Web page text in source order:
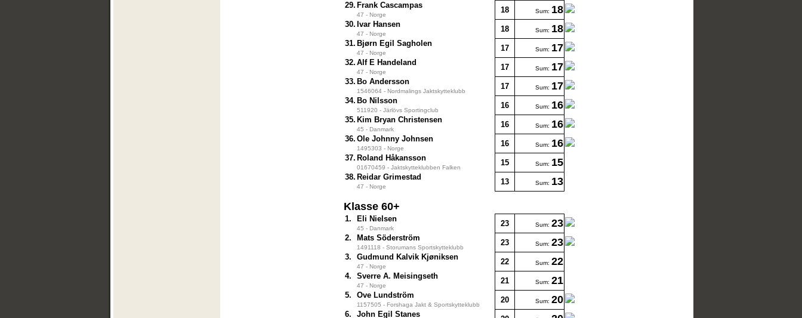
29. Frank Cascampas
47 - Norge
18 Sum: 18
30. Ivar Hansen
47 - Norge
18 Sum: 18
31. Bjørn Egil Sagholen
47 - Norge
17 Sum: 17
32. Alf E Handeland
47 - Norge
17 Sum: 17
33. Bo Andersson
1546064 - Nordmalings Jaktskytteklubb
17 Sum: 17
34. Bo Nilsson
511920 - Järlövs Sportingclub
16 Sum: 16
35. Kim Bryan Christensen
45 - Danmark
16 Sum: 16
36. Ole Johnny Johnsen
1495303 - Norge
16 Sum: 16
37. Roland Håkansson
01670459 - Jaktskytteklubben Falken
15 Sum: 15
38. Reidar Grimestad
47 - Norge
13 Sum: 13
Klasse 60+
1. Eli Nielsen
45 - Danmark
23 Sum: 23
2. Mats Söderström
1491118 - Storumans Sportskytteklubb
23 Sum: 23
3. Gudmund Kalvik Kjøniksen
47 - Norge
22 Sum: 22
4. Sverre A. Meisingseth
47 - Norge
21 Sum: 21
5. Ove Lundström
1157505 - Forshaga Jakt & Sportskytteklubb
20 Sum: 20
6. John Egil Stanes